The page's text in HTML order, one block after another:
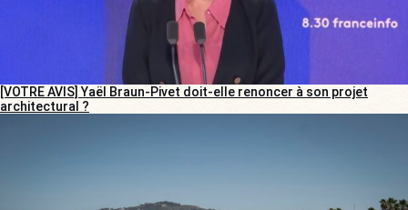
[VOTRE AVIS] Yaël Braun-Pivet doit-elle renoncer à son projet
architectural ?